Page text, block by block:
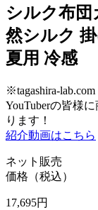
シルク布団
然シルク
夏用 冷感
※tagashira-
YouTuberの皆様
ります！
紹介動画はこちら
ネット販売
価格（税込）
17,695円